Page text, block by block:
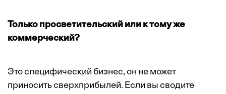
Только просветительский или к тому же
коммерческий?
Это специфический бизнес, он не может
приносить сверхприбылей. Если вы сводите